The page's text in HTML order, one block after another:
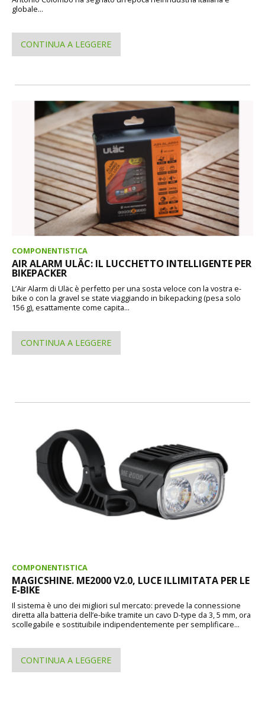
globale...
CONTINUA A LEGGERE
COMPONENTISTICA
AIR ALARM ULÄC: IL LUCCHETTO INTELLIGENTE PER
BIKEPACKER
L’Air Alarm di Uläc è perfetto per una sosta veloce con la vostra e-
bike o con la gravel se state viaggiando in bikepacking (pesa solo
156 g), esattamente come capita...
CONTINUA A LEGGERE
COMPONENTISTICA
MAGICSHINE. ME2000 V2.0, LUCE ILLIMITATA PER LE
E-BIKE
Il sistema è uno dei migliori sul mercato: prevede la connessione
diretta alla batteria dell’e-bike tramite un cavo D-type da 3, 5 mm, ora
scollegabile e sostituibile indipendentemente per semplificare...
CONTINUA A LEGGERE